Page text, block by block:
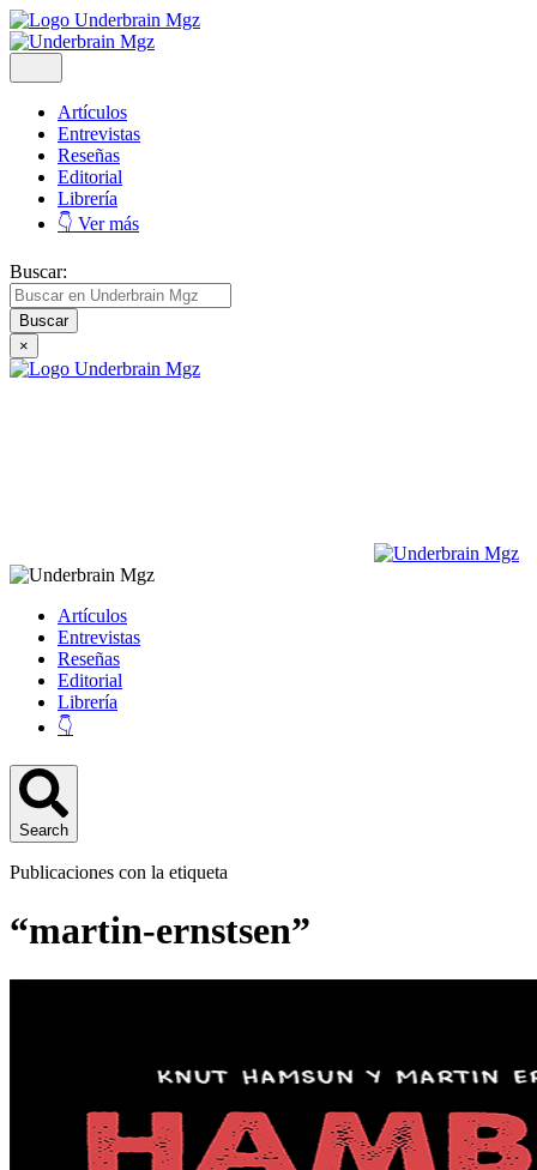
Artículos
Entrevistas
Reseñas
Editorial
Librería
👇 Ver más
Buscar:
×
Artículos
Entrevistas
Reseñas
Editorial
Librería
👇
Search
Publicaciones con la etiqueta
“martin-ernstsen”